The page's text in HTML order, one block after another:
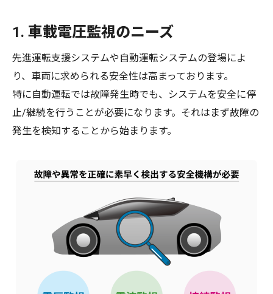
1. 車載電圧監視のニーズ
先進運転支援システムや自動運転システムの登場によ
り、車両に求められる安全性は高まっております。
特に自動運転では故障発生時でも、システムを安全に停
止/継続を行うことが必要になります。それはまず故障の
発生を検知することから始まります。